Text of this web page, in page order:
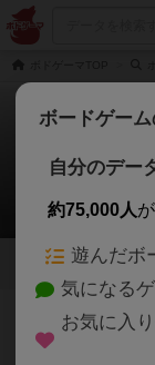
8
431名 2名
ボードゲー
自分のデー
約75,000人
遊んだボ
気になる
お気に入